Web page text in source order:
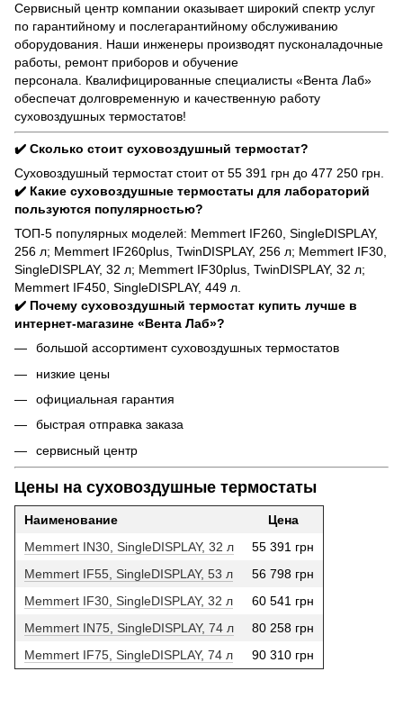
Сервисный центр компании оказывает широкий спектр услуг
по гарантийному и послегарантийному обслуживанию
оборудования. Наши инженеры производят пусконаладочные
работы, ремонт приборов и обучение
персонала. Квалифицированные специалисты «Вента Лаб»
обеспечат долговременную и качественную работу
суховоздушных термостатов!
✔️ Сколько стоит суховоздушный термостат?
Суховоздушный термостат стоит от 55 391 грн до 477 250 грн.
✔️ Какие суховоздушные термостаты для лабораторий
пользуются популярностью?
ТОП-5 популярных моделей: Memmert IF260, SingleDISPLAY,
256 л; Memmert IF260plus, TwinDISPLAY, 256 л; Memmert IF30,
SingleDISPLAY, 32 л; Memmert IF30plus, TwinDISPLAY, 32 л;
Memmert IF450, SingleDISPLAY, 449 л.
✔️ Почему суховоздушный термостат купить лучше в
интернет-магазине «Вента Лаб»?
большой ассортимент суховоздушных термостатов
низкие цены
официальная гарантия
быстрая отправка заказа
сервисный центр
Цены на суховоздушные термостаты
Наименование
Цена
Memmert IN30, SingleDISPLAY, 32 л
55 391 грн
Memmert IF55, SingleDISPLAY, 53 л
56 798 грн
Memmert IF30, SingleDISPLAY, 32 л
60 541 грн
Memmert IN75, SingleDISPLAY, 74 л
80 258 грн
Memmert IF75, SingleDISPLAY, 74 л
90 310 грн